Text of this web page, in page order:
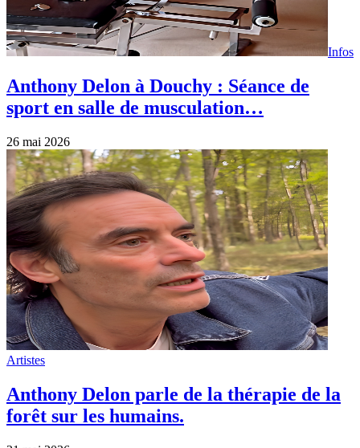
Infos
Anthony Delon à Douchy : Séance de
sport en salle de musculation…
26 mai 2026
Artistes
Anthony Delon parle de la thérapie de la
forêt sur les humains.